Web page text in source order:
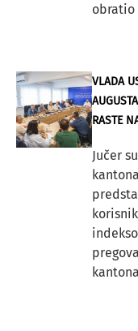
obratio
VLADA
RASTE
Jučer